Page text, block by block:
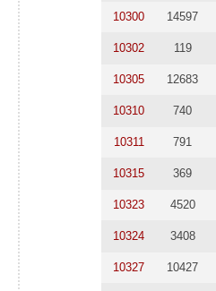
10300 14597
10302 119
10305 12683
10310 740
10311 791
10315 369
10323 4520
10324 3408
10327 10427